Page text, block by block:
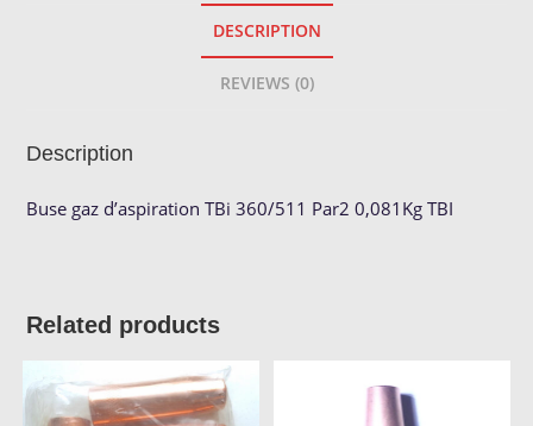
DESCRIPTION
REVIEWS (0)
Description
Buse gaz d’aspiration TBi 360/511 Par2 0,081Kg TBI
Related products